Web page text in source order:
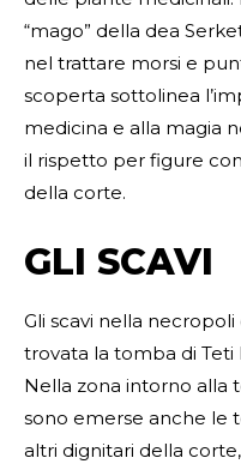
“mago” della dea
nel trattare morsi e
scoperta sottolinea
medicina e alla magia
il rispetto per figure
della corte.
GLI SCAVI
Gli scavi nella necropoli
trovata la tomba di Teti
Nella zona intorno alla
sono emerse anche le
altri dignitari della